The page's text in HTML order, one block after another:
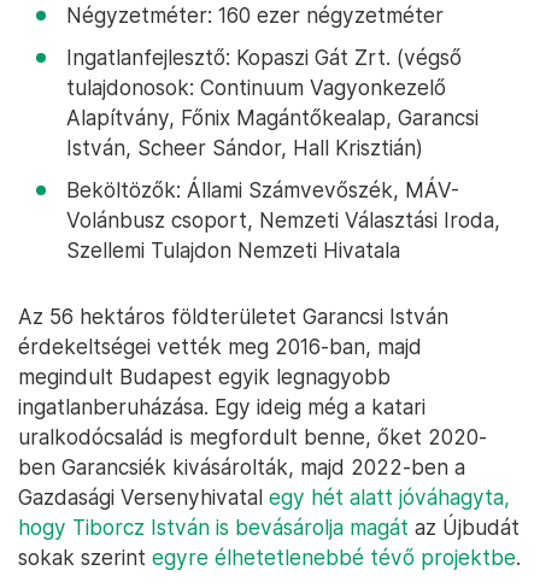
Négyzetméter: 160 ezer négyzetméter
Ingatlanfejlesztő: Kopaszi Gát Zrt. (végső
tulajdonosok: Continuum Vagyonkezelő
Alapítvány, Főnix Magántőkealap, Garancsi
István, Scheer Sándor, Hall Krisztián)
Beköltözők: Állami Számvevőszék, MÁV-
Volánbusz csoport, Nemzeti Választási Iroda,
Szellemi Tulajdon Nemzeti Hivatala
Az 56 hektáros földterületet Garancsi István
érdekeltségei vették meg 2016-ban, majd
megindult Budapest egyik legnagyobb
ingatlanberuházása. Egy ideig még a katari
uralkodócsalád is megfordult benne, őket 2020-
ben Garancsiék kivásárolták, majd 2022-ben a
Gazdasági Versenyhivatal egy hét alatt jóváhagyta,
hogy Tiborcz István is bevásárolja magát az Újbudát
sokak szerint egyre élhetetlenebbé tévő projektbe.